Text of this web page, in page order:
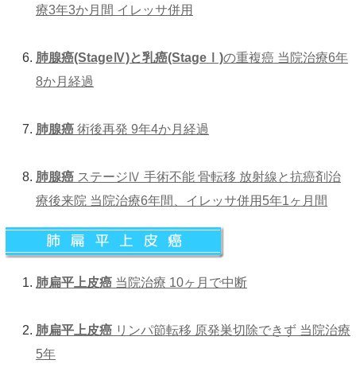
療3年3か月間 イレッサ併用
肺腺癌(StageⅣ)と乳癌(StageⅠ)の重複癌 当院治療6年
8か月経過
肺腺癌 術後再発 9年4か月経過
肺腺癌 ステージⅣ 手術不能 骨転移 放射線と抗癌剤治
療後来院 当院治療6年間、イレッサ併用5年1ヶ月間
肺扁平上皮癌 当院治療 10ヶ月で中断
肺扁平上皮癌 リンパ節転移 原発巣切除できず 当院治療
5年